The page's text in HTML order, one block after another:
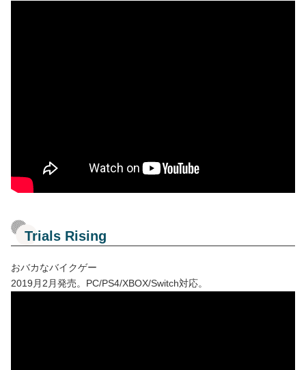
Trials Rising
おバカなバイクゲー
2019月2月発売。PC/PS4/XBOX/Switch対応。